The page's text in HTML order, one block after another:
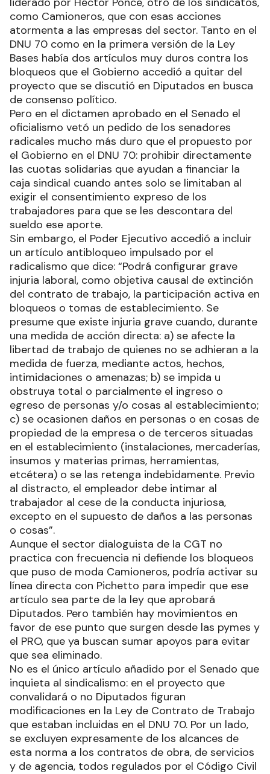
como Camioneros, que con esas acciones
atormenta a las empresas del sector. Tanto en el
DNU 70 como en la primera versión de la Ley
Bases había dos artículos muy duros contra los
bloqueos que el Gobierno accedió a quitar del
proyecto que se discutió en Diputados en busca
de consenso político.
Pero en el dictamen aprobado en el Senado el
oficialismo vetó un pedido de los senadores
radicales mucho más duro que el propuesto por
el Gobierno en el DNU 70: prohibir directamente
las cuotas solidarias que ayudan a financiar la
caja sindical cuando antes solo se limitaban al
exigir el consentimiento expreso de los
trabajadores para que se les descontara del
sueldo ese aporte.
Sin embargo, el Poder Ejecutivo accedió a incluir
un artículo antibloqueo impulsado por el
radicalismo que dice: “Podrá configurar grave
injuria laboral, como objetiva causal de extinción
del contrato de trabajo, la participación activa en
bloqueos o tomas de establecimiento. Se
presume que existe injuria grave cuando, durante
una medida de acción directa: a) se afecte la
libertad de trabajo de quienes no se adhieran a la
medida de fuerza, mediante actos, hechos,
intimidaciones o amenazas; b) se impida u
obstruya total o parcialmente el ingreso o
egreso de personas y/o cosas al establecimiento;
c) se ocasionen daños en personas o en cosas de
propiedad de la empresa o de terceros situadas
en el establecimiento (instalaciones, mercaderías,
insumos y materias primas, herramientas,
etcétera) o se las retenga indebidamente. Previo
al distracto, el empleador debe intimar al
trabajador al cese de la conducta injuriosa,
excepto en el supuesto de daños a las personas
o cosas”.
Aunque el sector dialoguista de la CGT no
practica con frecuencia ni defiende los bloqueos
que puso de moda Camioneros, podría activar su
línea directa con Pichetto para impedir que ese
artículo sea parte de la ley que aprobará
Diputados. Pero también hay movimientos en
favor de ese punto que surgen desde las pymes y
el PRO, que ya buscan sumar apoyos para evitar
que sea eliminado.
No es el único artículo añadido por el Senado que
inquieta al sindicalismo: en el proyecto que
convalidará o no Diputados figuran
modificaciones en la Ley de Contrato de Trabajo
que estaban incluidas en el DNU 70. Por un lado,
se excluyen expresamente de los alcances de
esta norma a los contratos de obra, de servicios
y de agencia, todos regulados por el Código Civil